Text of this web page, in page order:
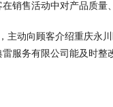
销售活动中对产品质量
主动向顾客介绍重庆永
服务有限公司能及时整